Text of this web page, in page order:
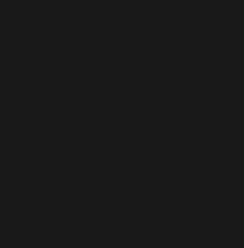
(abre en ventana nueva)
(abre en ventana nueva)
(abre en ventana nueva)